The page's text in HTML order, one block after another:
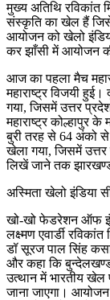
मुख्य अतिथि रविकांत
संस्कृति का खेल हैं जिसे
आयोजन को खेलो
कर झाँसी में आयोजन
आज का पहला मैच
महाराष्ट्र विजयी
गया, जिसमें उत्तर
महाराष्ट्र कोल्हापुर
बुरी तरह से 64 अंको
खेला गया, जिसमें
लिखें जाने तक
अस्मिता खेलो इंडिया
खो-खो फेडरेशन ऑफ
लक्ष्मण एवार्डी
डॉ सूरज पाल सिंह
और कहा कि
उत्थान में भारतीय
जाना जाएगा। आयोजन